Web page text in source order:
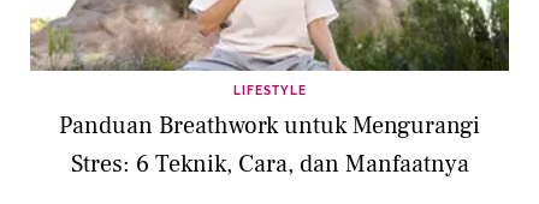
LIFESTYLE
Panduan Breathwork untuk Mengurangi
Stres: 6 Teknik, Cara, dan Manfaatnya